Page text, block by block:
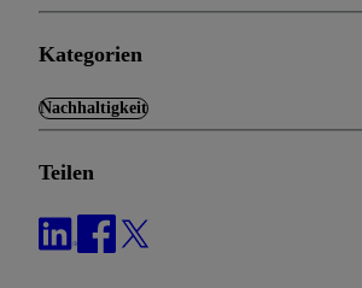
Kategorien
Nachhaltigkeit
Teilen